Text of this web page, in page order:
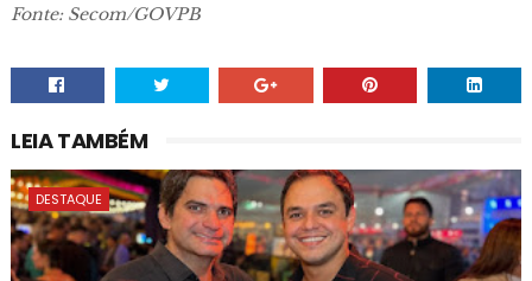
Fonte: Secom/GOVPB
LEIA TAMBÉM
DESTAQUE